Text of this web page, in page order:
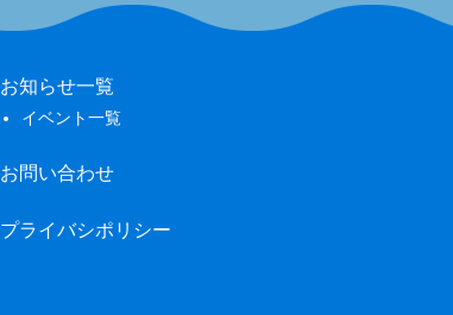
お知らせ一覧
イベント一覧
お問い合わせ
プライバシポリシー